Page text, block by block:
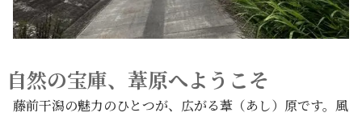
自然の宝庫、葦原へようこそ
藤前干潟の魅力のひとつが、広がる葦（あし）原です。風